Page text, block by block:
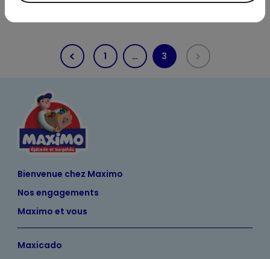
1 … 3(current)
Bienvenue chez Maximo
Nos engagements
Maximo et vous
Maxicado